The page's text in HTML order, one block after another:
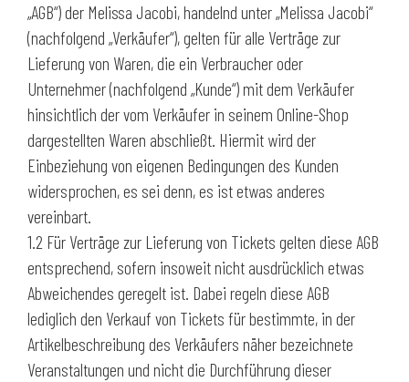
„AGB“) der Melissa Jacobi, handelnd unter „Melissa Jacobi“
(nachfolgend „Verkäufer“), gelten für alle Verträge zur
Lieferung von Waren, die ein Verbraucher oder
Unternehmer (nachfolgend „Kunde“) mit dem Verkäufer
hinsichtlich der vom Verkäufer in seinem Online-Shop
dargestellten Waren abschließt. Hiermit wird der
Einbeziehung von eigenen Bedingungen des Kunden
widersprochen, es sei denn, es ist etwas anderes
vereinbart.
1.2 Für Verträge zur Lieferung von Tickets gelten diese AGB
entsprechend, sofern insoweit nicht ausdrücklich etwas
Abweichendes geregelt ist. Dabei regeln diese AGB
lediglich den Verkauf von Tickets für bestimmte, in der
Artikelbeschreibung des Verkäufers näher bezeichnete
Veranstaltungen und nicht die Durchführung dieser